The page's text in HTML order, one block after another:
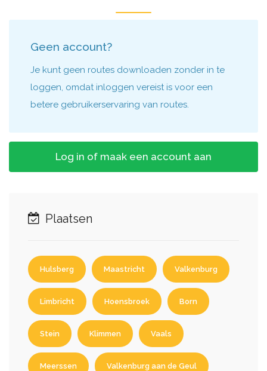
Geen account?
Je kunt geen routes downloaden zonder in te
loggen, omdat inloggen vereist is voor een
betere gebruikerservaring van routes.
Log in of maak een account aan
Plaatsen
Hulsberg Maastricht Valkenburg
Limbricht Hoensbroek Born
Stein Klimmen Vaals
Meerssen Valkenburg aan de Geul